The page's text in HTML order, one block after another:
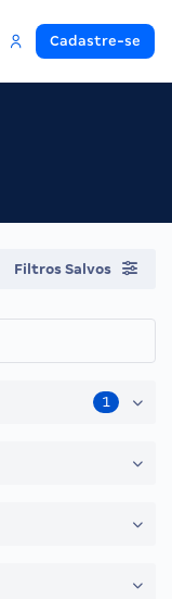
Cadastre-se
Filtros Salvos
1